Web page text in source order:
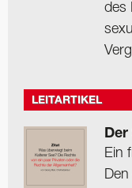
des
LEITARTIKEL
Ein